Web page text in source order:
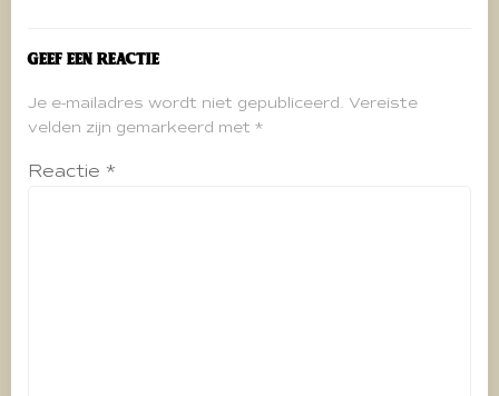
Geef een reactie
Je e-mailadres wordt niet gepubliceerd. Vereiste
velden zijn gemarkeerd met *
Reactie *